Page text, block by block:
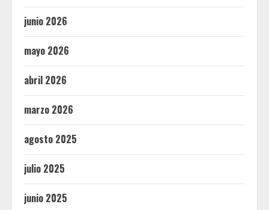
junio 2026
mayo 2026
abril 2026
marzo 2026
agosto 2025
julio 2025
junio 2025